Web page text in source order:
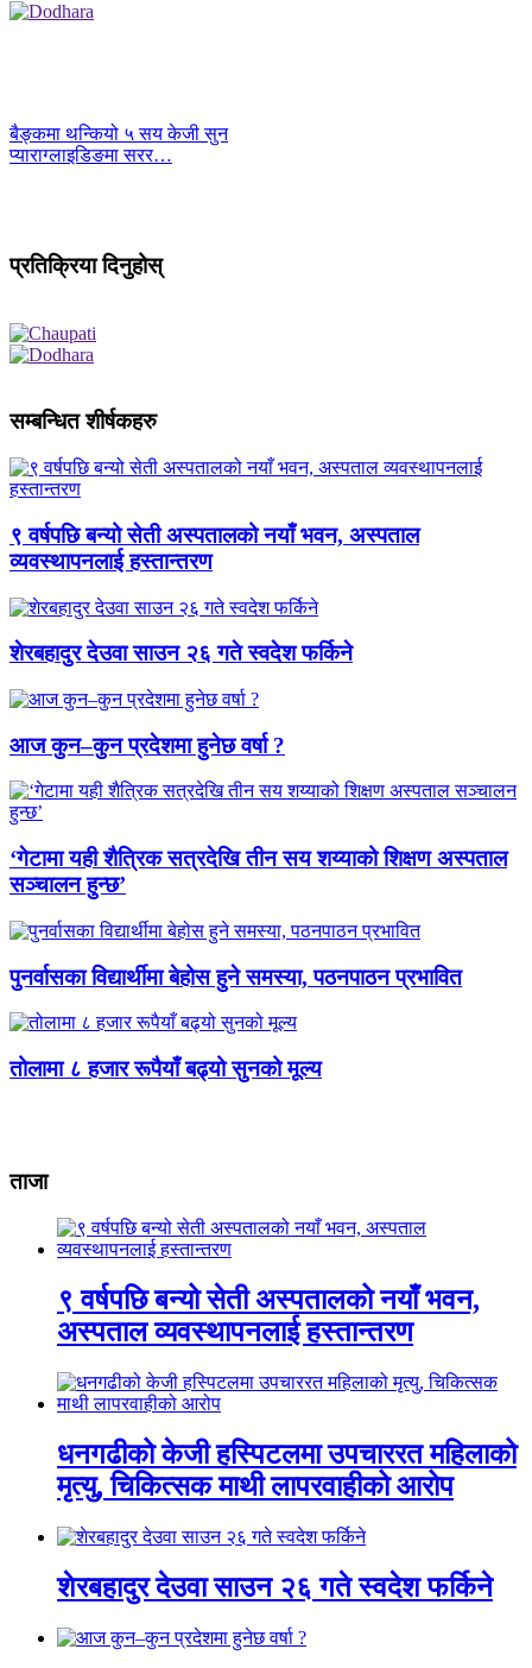
बैङ्कमा थन्कियो ५ सय केजी सुन
प्याराग्लाइडिङमा सरर…
प्रतिक्रिया दिनुहोस्
सम्बन्धित शीर्षकहरु
९ वर्षपछि बन्यो सेती अस्पतालको नयाँ भवन, अस्पताल
व्यवस्थापनलाई हस्तान्तरण
शेरबहादुर देउवा साउन २६ गते स्वदेश फर्किने
आज कुन–कुन प्रदेशमा हुनेछ वर्षा ?
‘गेटामा यही शैत्रिक सत्रदेखि तीन सय शय्याको शिक्षण अस्पताल
सञ्चालन हुन्छ’
पुनर्वासका विद्यार्थीमा बेहोस हुने समस्या, पठनपाठन प्रभावित
तोलामा ८ हजार रूपैयाँ बढ्यो सुनको मूल्य
ताजा
९ वर्षपछि बन्यो सेती अस्पतालको नयाँ भवन,
अस्पताल व्यवस्थापनलाई हस्तान्तरण
धनगढीको केजी हस्पिटलमा उपचाररत महिलाको
मृत्यु, चिकित्सक माथी लापरवाहीको आरोप
शेरबहादुर देउवा साउन २६ गते स्वदेश फर्किने